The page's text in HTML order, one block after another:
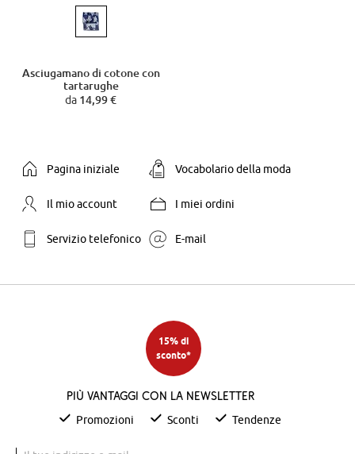
Asciugamano di cotone con
tartarughe
da 14,99 €
Pagina iniziale Vocabolario della moda
Il mio account I miei ordini
Servizio telefonico E-mail
15% di
sconto*
Più vantaggi con la newsletter
Promozioni Sconti Tendenze